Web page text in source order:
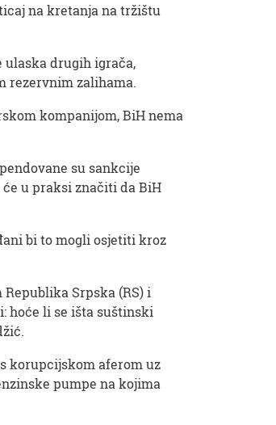
na kretanja na tržištu
ulaska drugih igrača,
rezervnim zalihama.
kompanijom, BiH nema
su sankcije
u praksi značiti da BiH
bi to mogli osjetiti kroz
Srpska (RS) i
hoće li se išta suštinski
korupcijskom aferom uz
pumpe na kojima